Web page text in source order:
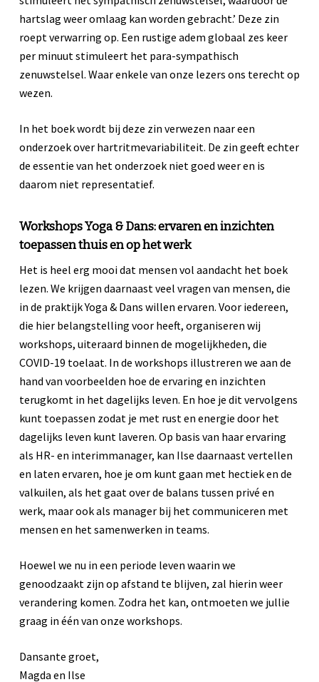
hartslag weer omlaag kan worden gebracht.’ Deze zin
roept verwarring op. Een rustige adem globaal zes keer
per minuut stimuleert het para-sympathisch
zenuwstelsel. Waar enkele van onze lezers ons terecht op
wezen.
In het boek wordt bij deze zin verwezen naar een
onderzoek over hartritmevariabiliteit. De zin geeft echter
de essentie van het onderzoek niet goed weer en is
daarom niet representatief.
Workshops Yoga & Dans: ervaren en inzichten
toepassen thuis en op het werk
Het is heel erg mooi dat mensen vol aandacht het boek
lezen. We krijgen daarnaast veel vragen van mensen, die
in de praktijk Yoga & Dans willen ervaren. Voor iedereen,
die hier belangstelling voor heeft, organiseren wij
workshops, uiteraard binnen de mogelijkheden, die
COVID-19 toelaat. In de workshops illustreren we aan de
hand van voorbeelden hoe de ervaring en inzichten
terugkomt in het dagelijks leven. En hoe je dit vervolgens
kunt toepassen zodat je met rust en energie door het
dagelijks leven kunt laveren. Op basis van haar ervaring
als HR- en interimmanager, kan Ilse daarnaast vertellen
en laten ervaren, hoe je om kunt gaan met hectiek en de
valkuilen, als het gaat over de balans tussen privé en
werk, maar ook als manager bij het communiceren met
mensen en het samenwerken in teams.
Hoewel we nu in een periode leven waarin we
genoodzaakt zijn op afstand te blijven, zal hierin weer
verandering komen. Zodra het kan, ontmoeten we jullie
graag in één van onze workshops.
Dansante groet,
Magda en Ilse